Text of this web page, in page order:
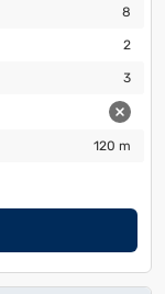
8
2
3
120 m